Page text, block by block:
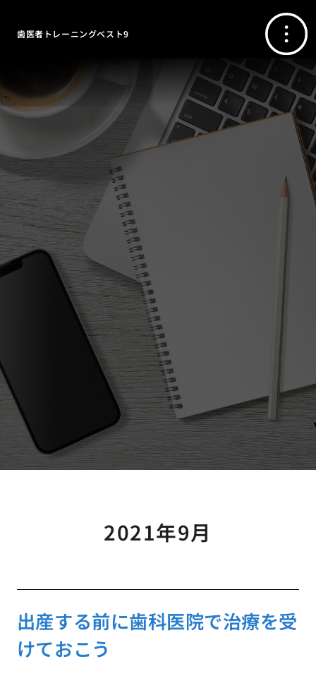
歯医者トレーニングベスト9
2021年9月
出産する前に歯科医院で治療を受
けておこう